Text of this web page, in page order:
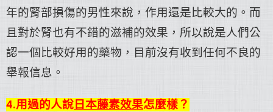
年的腎部損傷的男性來說，作用還是比較大的。而
且對於腎也有不錯的滋補的效果，所以說是人們公
認一個比較好用的藥物，目前沒有收到任何不良的
舉報信息。
4.用過的人說 日本藤素效果怎麼樣？